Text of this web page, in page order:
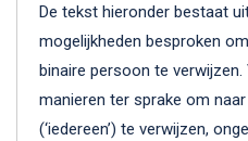
De tekst hieronder bestaat
mogelijkheden besproken
binaire persoon te
manieren ter sprake om
(‘iedereen’) te verwijzen,